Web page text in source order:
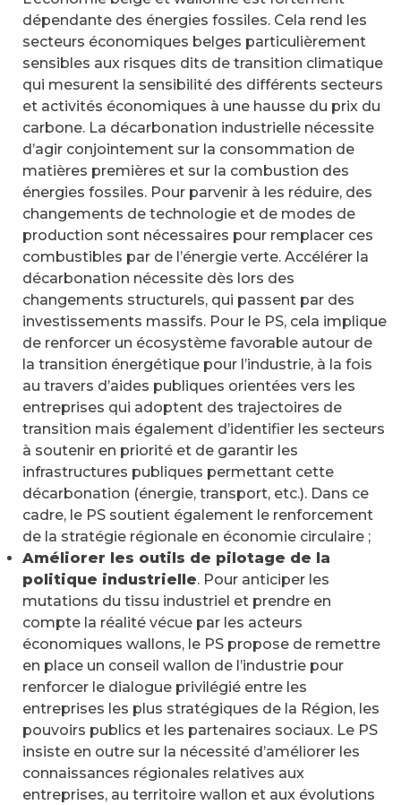
dépendante des énergies fossiles. Cela rend les
secteurs économiques belges particulièrement
sensibles aux risques dits de transition climatique
qui mesurent la sensibilité des différents secteurs
et activités économiques à une hausse du prix du
carbone. La décarbonation industrielle nécessite
d’agir conjointement sur la consommation de
matières premières et sur la combustion des
énergies fossiles. Pour parvenir à les réduire, des
changements de technologie et de modes de
production sont nécessaires pour remplacer ces
combustibles par de l’énergie verte. Accélérer la
décarbonation nécessite dès lors des
changements structurels, qui passent par des
investissements massifs. Pour le PS, cela implique
de renforcer un écosystème favorable autour de
la transition énergétique pour l’industrie, à la fois
au travers d’aides publiques orientées vers les
entreprises qui adoptent des trajectoires de
transition mais également d’identifier les secteurs
à soutenir en priorité et de garantir les
infrastructures publiques permettant cette
décarbonation (énergie, transport, etc.). Dans ce
cadre, le PS soutient également le renforcement
de la stratégie régionale en économie circulaire ;
Améliorer les outils de pilotage de la
politique industrielle. Pour anticiper les
mutations du tissu industriel et prendre en
compte la réalité vécue par les acteurs
économiques wallons, le PS propose de remettre
en place un conseil wallon de l’industrie pour
renforcer le dialogue privilégié entre les
entreprises les plus stratégiques de la Région, les
pouvoirs publics et les partenaires sociaux. Le PS
insiste en outre sur la nécessité d’améliorer les
connaissances régionales relatives aux
entreprises, au territoire wallon et aux évolutions